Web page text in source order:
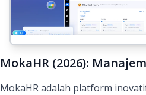
MokaHR (2026):
MokaHR adalah platform